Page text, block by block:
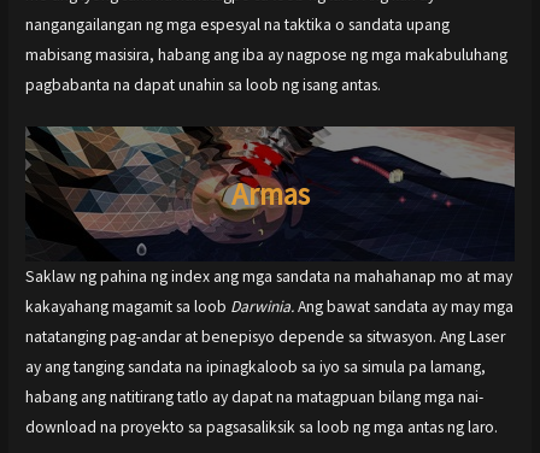
nangangailangan ng mga espesyal na taktika o sandata upang
mabisang masisira, habang ang iba ay nagpose ng mga makabuluhang
pagbabanta na dapat unahin sa loob ng isang antas.
Armas
Saklaw ng pahina ng index ang mga sandata na mahahanap mo at may
kakayahang magamit sa loob Darwinia.Ang bawat sandata ay may mga
natatanging pag-andar at benepisyo depende sa sitwasyon. Ang Laser
ay ang tanging sandata na ipinagkaloob sa iyo sa simula pa lamang,
habang ang natitirang tatlo ay dapat na matagpuan bilang mga nai-
download na proyekto sa pagsasaliksik sa loob ng mga antas ng laro.